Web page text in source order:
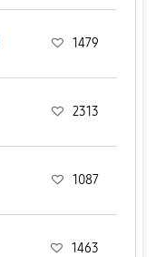
1479
2313
1087
1463